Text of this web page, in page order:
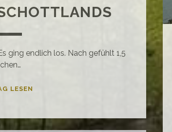
ging endlich los. Nach gefühlt 1,5
LESEN
DIE